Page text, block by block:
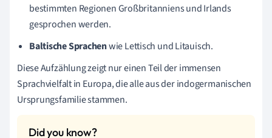
bestimmten Regionen Großbritanniens und Irlands
gesprochen werden.
Baltische Sprachenwie Lettisch und Litauisch.
Diese Aufzählung zeigt nur einen Teil der immensen
Sprachvielfalt in Europa, die alle aus der indogermanischen
Ursprungsfamilie stammen.